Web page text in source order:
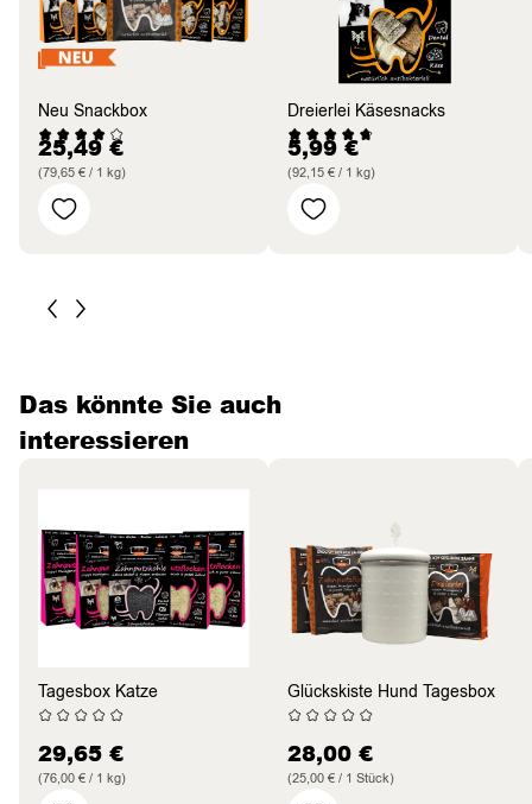
Neu Snackbox
25,49€
(79,65 € / 1 kg)
Dreierlei Käsesnacks
5,99€
(92,15 € / 1 kg)
Das könnte Sie auch
interessieren
Tagesbox Katze
29,65 €
(76,00 € / 1 kg)
Glückskiste Hund Tagesbox
28,00 €
(25,00 € / 1 Stück)